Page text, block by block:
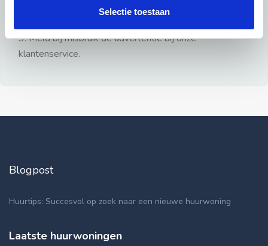
Selectie toestaan
3: Meld bij misbruik de advertentie bij onze
klantenservice.
Blogpost
Huurtips: Succesvol op zoek naar een nieuwe huurwoning
Laatste huurwoningen